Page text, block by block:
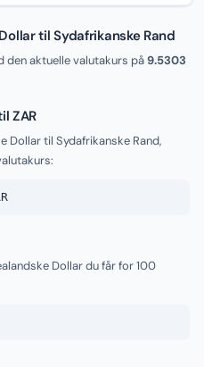
til Sydafrikanske Rand
den aktuelle valutakurs på9.5303
ZAR
Dollar til Sydafrikanske Rand,
Dollar du får for 100